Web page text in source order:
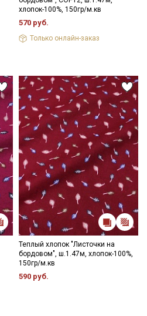
хлопок-100%, 150гр/м.кв
570 руб.
Только онлайн-заказ
Теплый хлопок "Листочки на
бордовом", ш.1.47м, хлопок-100%,
150гр/м.кв
590 руб.